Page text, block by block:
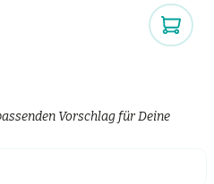
Vorschlag für Deine